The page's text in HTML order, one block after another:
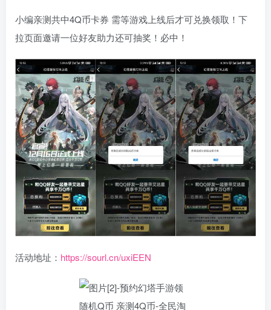
小编亲测共中4Q币卡券 需等游戏上线后才可兑换领取！下
拉页面邀请一位好友助力还可抽奖！必中！
活动地址： https://sourl.cn/uxiEEN